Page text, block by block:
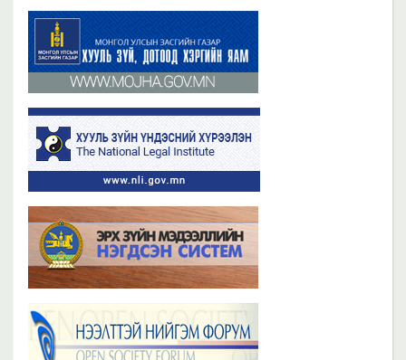
Бүх мэдээ